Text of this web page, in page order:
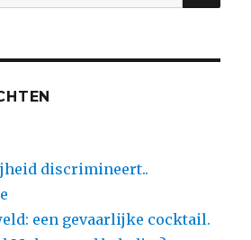
discrimineert..
een gevaarlijke cocktail.